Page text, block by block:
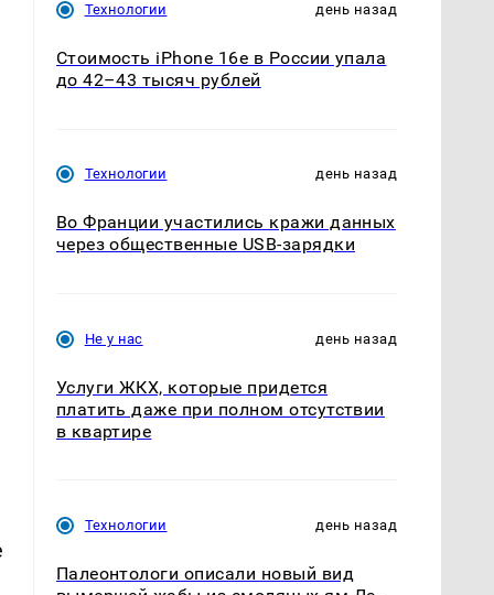
Технологии день назад
Стоимость iPhone 16e в России упала
до 42–43 тысяч рублей
Технологии день назад
Во Франции участились кражи данных
через общественные USB-зарядки
Не у нас день назад
Услуги ЖКХ, которые придется
платить даже при полном отсутствии
в квартире
Технологии день назад
Палеонтологи описали новый вид